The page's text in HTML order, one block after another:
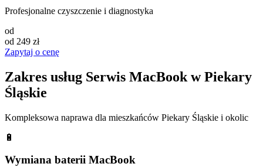
Profesjonalne czyszczenie i diagnostyka
od
od 249 zł
Zapytaj o cenę
Zakres usług Serwis MacBook wPiekary
Śląskie
Kompleksowa naprawa dla mieszkańców Piekary Śląskie i okolic
🔋
Wymiana baterii MacBook